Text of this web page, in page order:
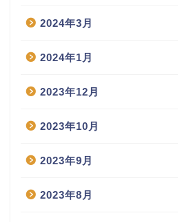
2024年3月
2024年1月
2023年12月
2023年10月
2023年9月
2023年8月